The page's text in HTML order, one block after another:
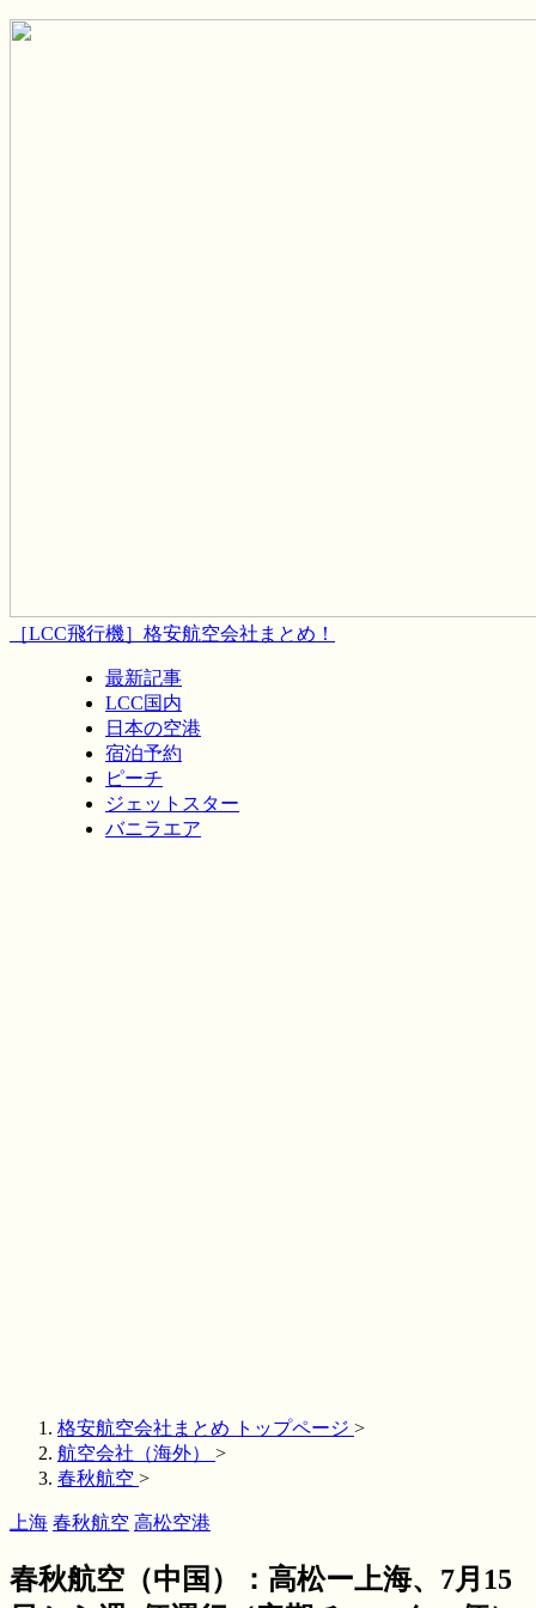
［LCC飛行機］格安航空会社まとめ！
最新記事
LCC国内
日本の空港
宿泊予約
ピーチ
ジェットスター
バニラエア
格安航空会社まとめ トップページ >
航空会社（海外）
>
春秋航空 >
上海 春秋航空 高松空港
春秋航空（中国）：高松ー上海、7月15